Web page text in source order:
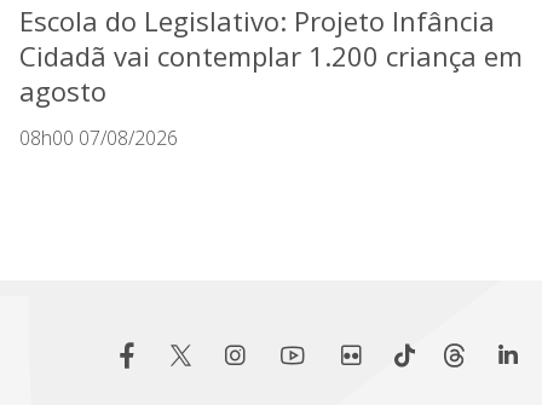
Escola do Legislativo: Projeto Infância
Cidadã vai contemplar 1.200 criança em
agosto
08h00 07/08/2026